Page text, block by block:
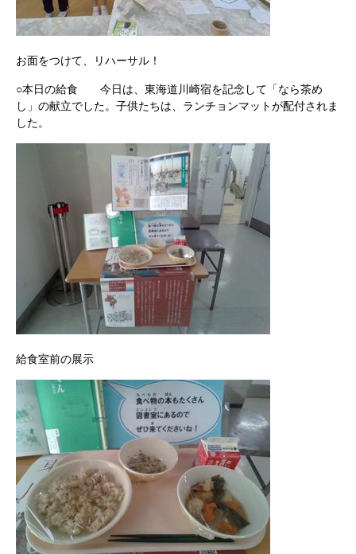
お面をつけて、リハーサル！
○本日の給食 今日は、東海道川崎宿を記念して「なら茶め
し」の献立でした。子供たちは、ランチョンマットが配付されま
した。
給食室前の展示